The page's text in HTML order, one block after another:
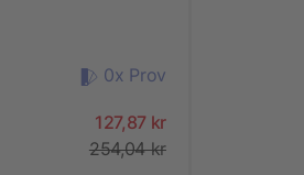
0x Prov
127,87 kr
254,04 kr